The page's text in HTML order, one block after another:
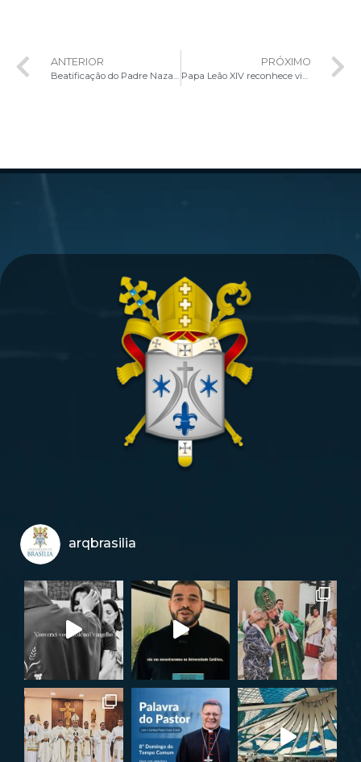
ANTERIOR
Beatificação do Padre Nazareno Lanciotti reúne milhares de fiéis em Jauru e celebra novo mártir da Igreja
PRÓXIMO
Papa Leão XIV reconhece virtudes heroicas do Pe. Júlio Maria De Lombaerde
arqbrasilia